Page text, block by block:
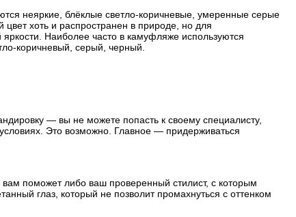
неяркие, блёклые светло-коричневые, умеренные серые
хоть и распространен в природе, но для
Наиболее часто в камуфляже используются
коричневый, серый, черный.
— вы не можете попасть к своему специалисту,
Это возможно. Главное — придерживаться
поможет либо ваш проверенный стилист, с которым
глаз, который не позволит промахнуться с оттенком